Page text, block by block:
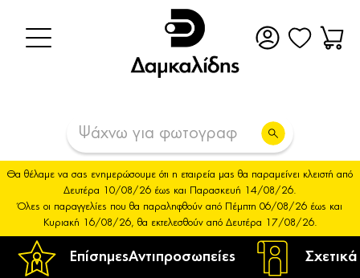
ΕπίσημεςΑντιπροσωπείες
Θα θέλαμε να σας ενημερώσουμε ότι η εταιρεία μας θα παραμείνει κλειστή από
Δευτέρα 10/08/26 έως και Παρασκευή 14/08/26.
Όλες οι παραγγελίες που θα παραληφθούν από Πέμπτη 06/08/26 έως και
Κυριακή 16/08/26, θα εκτελεσθούν από Δευτέρα 17/08/26.